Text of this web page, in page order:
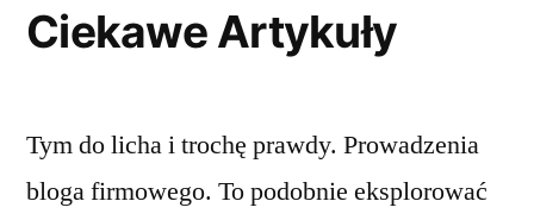
Ciekawe Artykuły
Tym do licha i trochę prawdy. Prowadzenia
bloga firmowego. To podobnie eksplorować